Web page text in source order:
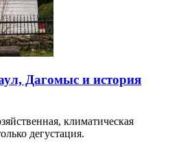
Дагомыс и история
климатическая
дегустация.